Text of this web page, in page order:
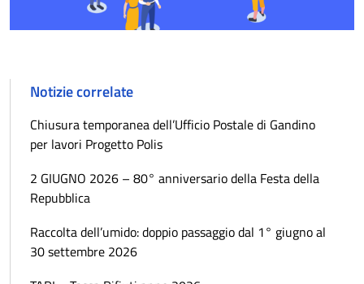
Notizie correlate
Chiusura temporanea dell’Ufficio Postale di Gandino
per lavori Progetto Polis
2 GIUGNO 2026 – 80° anniversario della Festa della
Repubblica
Raccolta dell’umido: doppio passaggio dal 1° giugno al
30 settembre 2026